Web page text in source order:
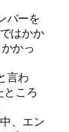
バーを
はかか
かっ
言わ
ところ
、エン